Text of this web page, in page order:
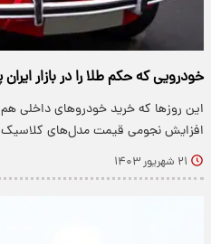
خودرویی که حکم طلا را در بازار
این روزها که خرید خودروهای داخلی
افزایش نجومی قیمت مدل‌های
۲۱ شهریور ۱۴۰۳